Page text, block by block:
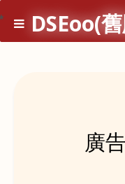
DSEoo(
廣